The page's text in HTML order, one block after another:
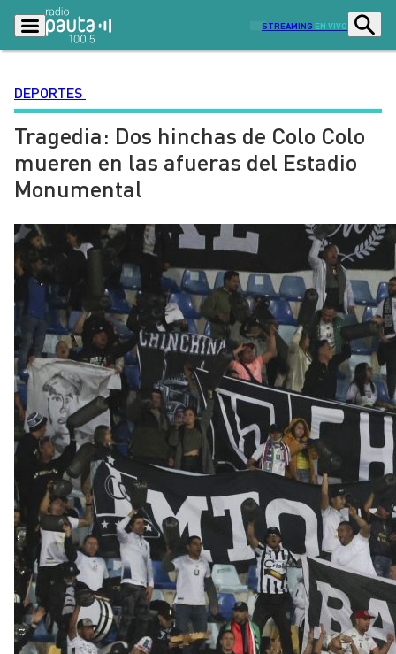
STREAMING EN VIVO
Podcasts Programas
Lo Último Actualidad
Ciudad
Radio en vivo Sostenibilidad
Tendencias Deportes
Entretención y Cultura Opinión
Dato en Pauta Señal 2
Contenido Patrocinado
DEPORTES
Tragedia: Dos hinchas de Colo Colo
mueren en las afueras del Estadio
Monumental